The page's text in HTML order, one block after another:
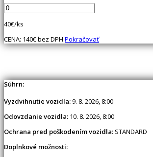
40€/ks
CENA: 140€ bez DPH Pokračovať
Súhrn:
Vyzdvihnutie vozidla:9. 8. 2026, 8:00
Odovzdanie vozidla: 10. 8. 2026, 8:00
Ochrana pred poškodením vozidla: STANDARD
Doplnkové možnosti: